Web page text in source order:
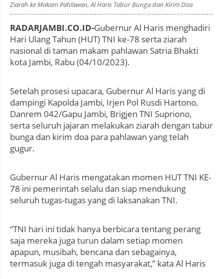
Ziarah ke Makam Pahlawan, Al Haris Tabur Bunga dan Kirim Doa
RADARJAMBI.CO.ID-Gubernur Al Haris menghadiri
Hari Ulang Tahun (HUT) TNI ke-78 serta ziarah
nasional di taman makam pahlawan Satria Bhakti
kota Jambi, Rabu (04/10/2023).
Setelah prosesi upacara, Gubernur Al Haris yang di
dampingi Kapolda Jambi, Irjen Pol Rusdi Hartono,
Danrem 042/Gapu Jambi, Brigjen TNI Supriono,
serta seluruh jajaran melakukan ziarah dengan tabur
bunga dan kirim doa para pahlawan yang telah
gugur.
Gubernur Al Haris mengatakan momen HUT TNI KE-
78 ini pemerintah selalu dan siap mendukung
seluruh tugas-tugas yang di laksanakan TNI.
“TNI hari ini tidak hanya berbicara tentang perang
saja mereka juga turun dalam setiap momen
apapun, musibah, bencana dan sebagainya,
termasuk juga di tengah masyarakat,” kata Al Haris